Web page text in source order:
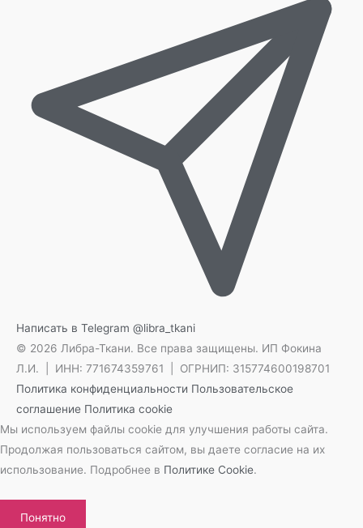
Написать в Telegram @libra_tkani
© 2026 Либра-Ткани. Все права защищены. ИП Фокина
Л.И. | ИНН: 771674359761 | ОГРНИП: 315774600198701
Политика конфиденциальности Пользовательское
соглашение Политика cookie
Мы используем файлы cookie для улучшения работы сайта.
Продолжая пользоваться сайтом, вы даете согласие на их
использование. Подробнее в Политике Cookie.
Понятно